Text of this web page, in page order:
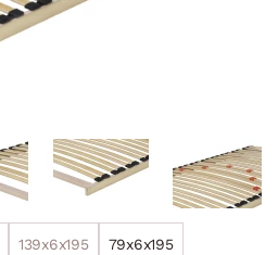
139x6x195 79x6x195